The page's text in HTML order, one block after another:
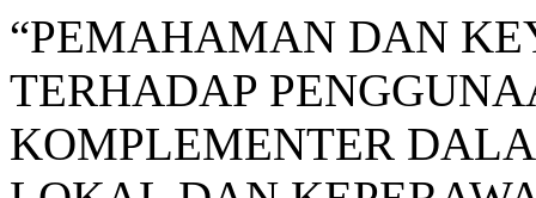
“PEMAHAMAN DAN
TERHADAP
KOMPLEMENTER